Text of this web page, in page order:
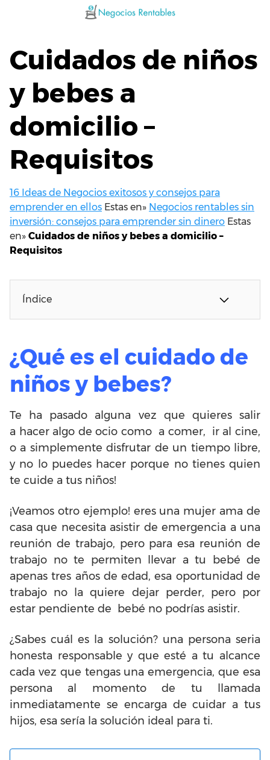
Cuidados de niños
y bebes a
domicilio –
Requisitos
16 Ideas de Negocios exitosos y consejos para
emprender en ellos Estas en» Negocios rentables sin
inversión: consejos para emprender sin dinero Estas
en» Cuidados de niños y bebes a domicilio –
Requisitos
Índice
¿Qué es el cuidado de
niños y bebes?
Te ha pasado alguna vez que quieres salir
a hacer algo de ocio como a comer, ir al cine,
o a simplemente disfrutar de un tiempo libre,
y no lo puedes hacer porque no tienes quien
te cuide a tus niños!
¡Veamos otro ejemplo! eres una mujer ama de
casa que necesita asistir de emergencia a una
reunión de trabajo, pero para esa reunión de
trabajo no te permiten llevar a tu bebé de
apenas tres años de edad, esa oportunidad de
trabajo no la quiere dejar perder, pero por
estar pendiente de bebé no podrías asistir.
¿Sabes cuál es la solución? una persona seria
honesta responsable y que esté a tu alcance
cada vez que tengas una emergencia, que esa
persona al momento de tu llamada
inmediatamente se encarga de cuidar a tus
hijos, esa sería la solución ideal para ti.